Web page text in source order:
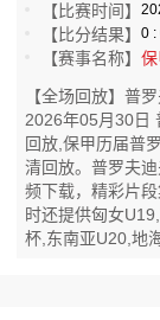
【比赛时间】
【比分结果】0 :
【赛事名称】
【全场回放】普
2026年05月30日
回放,保甲历届普
清回放。普罗夫
频下载，精彩片
时还提供匈女
杯,东南亚U20,地